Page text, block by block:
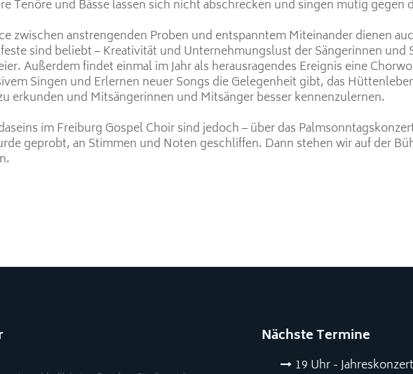
Tenöre und Bässe lassen sich nicht abschrecken und singen mutig gegen
zwischen anstrengenden Proben und entspanntem Miteinander dienen
sind beliebt – Kreativität und Unternehmungslust der Sängerinnen und
Außerdem findet einmal im Jahr als herausragendes Ereignis eine
Singen und Erlernen neuer Songs die Gelegenheit gibt, das
erkunden und Mitsängerinnen und Mitsänger besser kennenzulernen.
im Freiburg Gospel Choir sind jedoch – über das
geprobt, an Stimmen und Noten geschliffen. Dann stehen wir auf der
Nächste Termine
19 Uhr - Jahreskonzert